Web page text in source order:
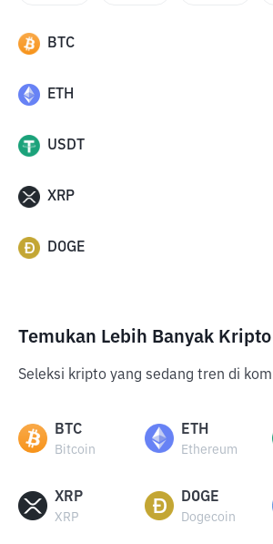
BTC
ETH
USDT
XRP
DOGE
Temukan Lebih Banyak Kripto
Seleksi kripto yang sedang tren di
BTC
Bitcoin
ETH
Ethereum
XRP
XRP
DOGE
Dogecoin